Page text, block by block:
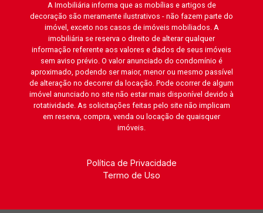
A Imobiliária informa que as mobílias e artigos de
decoração são meramente ilustrativos - não fazem parte do
imóvel, exceto nos casos de imóveis mobiliados. A
imobiliária se reserva o direito de alterar qualquer
informação referente aos valores e dados de seus imóveis
sem aviso prévio. O valor anunciado do condomínio é
aproximado, podendo ser maior, menor ou mesmo passível
de alteração no decorrer da locação. Pode ocorrer de algum
imóvel anunciado no site não estar mais disponível devido à
rotatividade. As solicitações feitas pelo site não implicam
em reserva, compra, venda ou locação de quaisquer
imóveis.
Política de Privacidade
Termo de Uso